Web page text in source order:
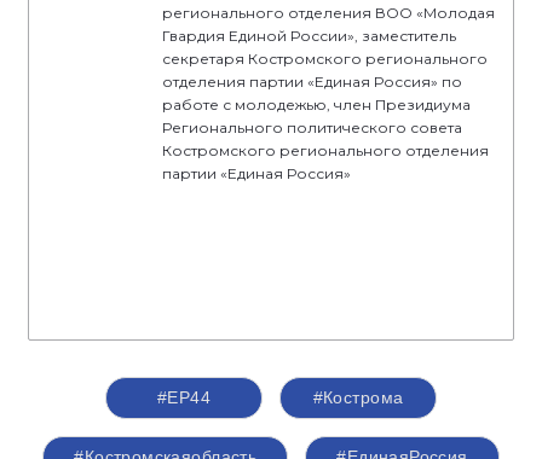
регионального отделения ВОО «Молодая
Гвардия Единой России», заместитель
секретаря Костромского регионального
отделения партии «Единая Россия» по
работе с молодежью, член Президиума
Регионального политического совета
Костромского регионального отделения
партии «Единая Россия»
#ЕР44 #Кострома